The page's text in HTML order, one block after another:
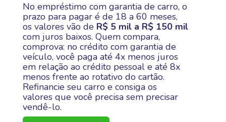
No empréstimo com garantia de carro, o
prazo para pagar é de 18 a 60 meses,
os valores vão de R$ 5 mil a R$ 150 mil
com juros baixos. Quem compara,
comprova: no crédito com garantia de
veículo, você paga até 4x menos juros
em relação ao crédito pessoal e até 8x
menos frente ao rotativo do cartão.
Refinancie seu carro e consiga os
valores que você precisa sem precisar
vendê-lo.